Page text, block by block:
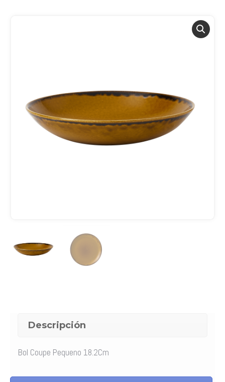
Descripción
Bol Coupe Pequeno 18.2Cm